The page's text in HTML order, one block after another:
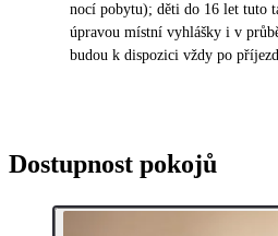
nocí pobytu); děti do 16 let tuto
úpravou místní vyhlášky i v
budou k dispozici vždy po
Dostupnost pokojů